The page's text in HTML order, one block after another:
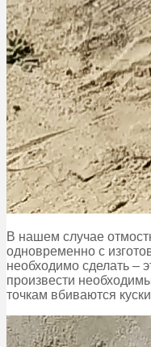
В нашем случае
одновременно с
необходимо сделать –
произвести
точкам вбиваются